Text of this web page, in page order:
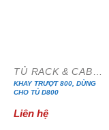
KHAY TRƯỢT 800, DÙNG
CHO TỦ D800
Liên hệ